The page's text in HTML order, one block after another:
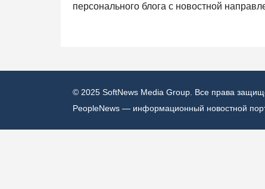
персонального блога с новостной
© 2025 SoftNews Media Group. Все права
PeopleNews — информационный новостной